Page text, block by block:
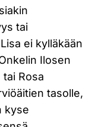
tai
ei kylläkään
Ilosen
Rosa
tasolle,
kyse